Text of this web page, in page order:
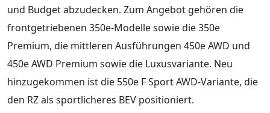
und Budget abzudecken. Zum Angebot gehören die
frontgetriebenen 350e-Modelle sowie die 350e
Premium, die mittleren Ausführungen 450e AWD und
450e AWD Premium sowie die Luxusvariante. Neu
hinzugekommen ist die 550e F Sport AWD-Variante, die
den RZ als sportlicheres BEV positioniert.